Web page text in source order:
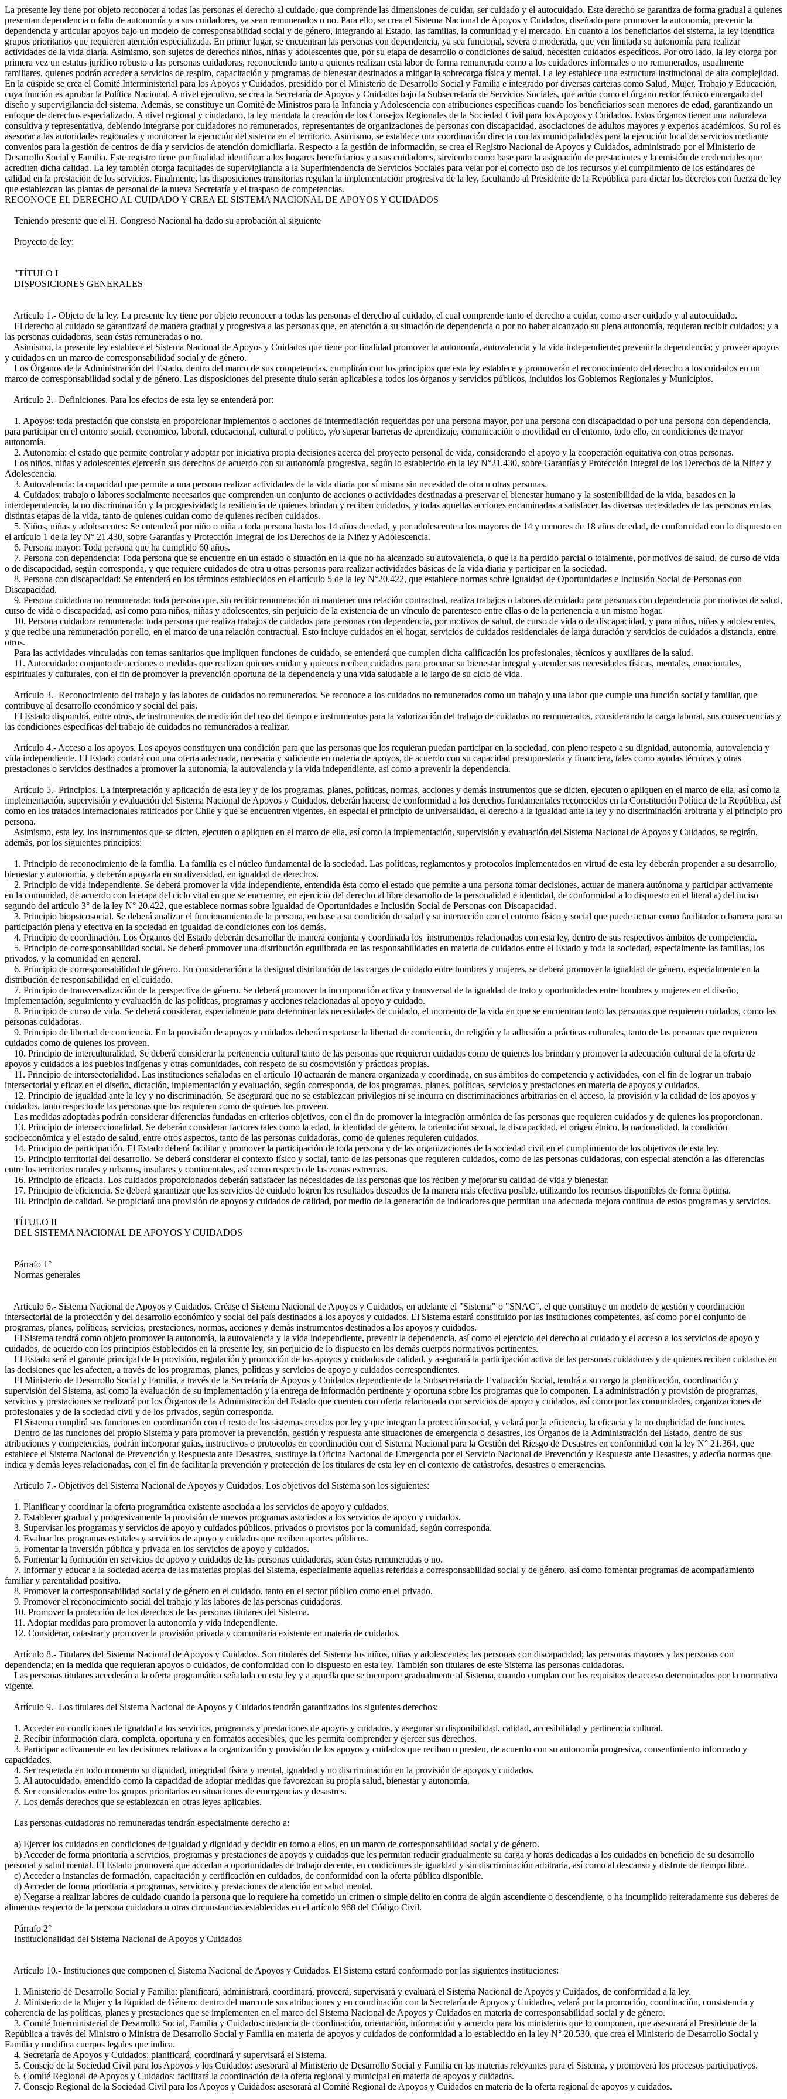
La presente ley tiene por objeto reconocer a todas las personas el derecho al cuidado, que comprende las dimensiones de cuidar, ser cuidado y el autocuidado. Este derecho se garantiza de forma gradual a quienes
presentan dependencia o falta de autonomía y a sus cuidadores, ya sean remunerados o no. Para ello, se crea el Sistema Nacional de Apoyos y Cuidados, diseñado para promover la autonomía, prevenir la
dependencia y articular apoyos bajo un modelo de corresponsabilidad social y de género, integrando al Estado, las familias, la comunidad y el mercado. En cuanto a los beneficiarios del sistema, la ley identifica
grupos prioritarios que requieren atención especializada. En primer lugar, se encuentran las personas con dependencia, ya sea funcional, severa o moderada, que ven limitada su autonomía para realizar
actividades de la vida diaria. Asimismo, son sujetos de derechos niños, niñas y adolescentes que, por su etapa de desarrollo o condiciones de salud, necesiten cuidados específicos. Por otro lado, la ley otorga por
primera vez un estatus jurídico robusto a las personas cuidadoras, reconociendo tanto a quienes realizan esta labor de forma remunerada como a los cuidadores informales o no remunerados, usualmente
familiares, quienes podrán acceder a servicios de respiro, capacitación y programas de bienestar destinados a mitigar la sobrecarga física y mental. La ley establece una estructura institucional de alta complejidad.
En la cúspide se crea el Comité Interministerial para los Apoyos y Cuidados, presidido por el Ministerio de Desarrollo Social y Familia e integrado por diversas carteras como Salud, Mujer, Trabajo y Educación,
cuya función es aprobar la Política Nacional. A nivel ejecutivo, se crea la Secretaría de Apoyos y Cuidados bajo la Subsecretaría de Servicios Sociales, que actúa como el órgano rector técnico encargado del
diseño y supervigilancia del sistema. Además, se constituye un Comité de Ministros para la Infancia y Adolescencia con atribuciones específicas cuando los beneficiarios sean menores de edad, garantizando un
enfoque de derechos especializado. A nivel regional y ciudadano, la ley mandata la creación de los Consejos Regionales de la Sociedad Civil para los Apoyos y Cuidados. Estos órganos tienen una naturaleza
consultiva y representativa, debiendo integrarse por cuidadores no remunerados, representantes de organizaciones de personas con discapacidad, asociaciones de adultos mayores y expertos académicos. Su rol es
asesorar a las autoridades regionales y monitorear la ejecución del sistema en el territorio. Asimismo, se establece una coordinación directa con las municipalidades para la ejecución local de servicios mediante
convenios para la gestión de centros de día y servicios de atención domiciliaria. Respecto a la gestión de información, se crea el Registro Nacional de Apoyos y Cuidados, administrado por el Ministerio de
Desarrollo Social y Familia. Este registro tiene por finalidad identificar a los hogares beneficiarios y a sus cuidadores, sirviendo como base para la asignación de prestaciones y la emisión de credenciales que
acrediten dicha calidad. La ley también otorga facultades de supervigilancia a la Superintendencia de Servicios Sociales para velar por el correcto uso de los recursos y el cumplimiento de los estándares de
calidad en la prestación de los servicios. Finalmente, las disposiciones transitorias regulan la implementación progresiva de la ley, facultando al Presidente de la República para dictar los decretos con fuerza de ley
que establezcan las plantas de personal de la nueva Secretaría y el traspaso de competencias.
RECONOCE EL DERECHO AL CUIDADO Y CREA EL SISTEMA NACIONAL DE APOYOS Y CUIDADOS
Teniendo presente que el H. Congreso Nacional ha dado su aprobación al siguiente
Proyecto de ley:
"TÍTULO I
DISPOSICIONES GENERALES
Artículo 1.- Objeto de la ley. La presente ley tiene por objeto reconocer a todas las personas el derecho al cuidado, el cual comprende tanto el derecho a cuidar, como a ser cuidado y al autocuidado.
El derecho al cuidado se garantizará de manera gradual y progresiva a las personas que, en atención a su situación de dependencia o por no haber alcanzado su plena autonomía, requieran recibir cuidados; y a
las personas cuidadoras, sean éstas remuneradas o no.
Asimismo, la presente ley establece el Sistema Nacional de Apoyos y Cuidados que tiene por finalidad promover la autonomía, autovalencia y la vida independiente; prevenir la dependencia; y proveer apoyos
y cuidados en un marco de corresponsabilidad social y de género.
Los Órganos de la Administración del Estado, dentro del marco de sus competencias, cumplirán con los principios que esta ley establece y promoverán el reconocimiento del derecho a los cuidados en un
marco de corresponsabilidad social y de género. Las disposiciones del presente título serán aplicables a todos los órganos y servicios públicos, incluidos los Gobiernos Regionales y Municipios.
Artículo 2.- Definiciones. Para los efectos de esta ley se entenderá por:
1. Apoyos: toda prestación que consista en proporcionar implementos o acciones de intermediación requeridas por una persona mayor, por una persona con discapacidad o por una persona con dependencia,
para participar en el entorno social, económico, laboral, educacional, cultural o político, y/o superar barreras de aprendizaje, comunicación o movilidad en el entorno, todo ello, en condiciones de mayor
autonomía.
2. Autonomía: el estado que permite controlar y adoptar por iniciativa propia decisiones acerca del proyecto personal de vida, considerando el apoyo y la cooperación equitativa con otras personas.
Los niños, niñas y adolescentes ejercerán sus derechos de acuerdo con su autonomía progresiva, según lo establecido en la ley N°21.430, sobre Garantías y Protección Integral de los Derechos de la Niñez y
Adolescencia.
3. Autovalencia: la capacidad que permite a una persona realizar actividades de la vida diaria por sí misma sin necesidad de otra u otras personas.
4. Cuidados: trabajo o labores socialmente necesarios que comprenden un conjunto de acciones o actividades destinadas a preservar el bienestar humano y la sostenibilidad de la vida, basados en la
interdependencia, la no discriminación y la progresividad; la resiliencia de quienes brindan y reciben cuidados, y todas aquellas acciones encaminadas a satisfacer las diversas necesidades de las personas en las
distintas etapas de la vida, tanto de quienes cuidan como de quienes reciben cuidados.
5. Niños, niñas y adolescentes: Se entenderá por niño o niña a toda persona hasta los 14 años de edad, y por adolescente a los mayores de 14 y menores de 18 años de edad, de conformidad con lo dispuesto en
el artículo 1 de la ley N° 21.430, sobre Garantías y Protección Integral de los Derechos de la Niñez y Adolescencia.
6. Persona mayor: Toda persona que ha cumplido 60 años.
7. Persona con dependencia: Toda persona que se encuentre en un estado o situación en la que no ha alcanzado su autovalencia, o que la ha perdido parcial o totalmente, por motivos de salud, de curso de vida
o de discapacidad, según corresponda, y que requiere cuidados de otra u otras personas para realizar actividades básicas de la vida diaria y participar en la sociedad.
8. Persona con discapacidad: Se entenderá en los términos establecidos en el artículo 5 de la ley N°20.422, que establece normas sobre Igualdad de Oportunidades e Inclusión Social de Personas con
Discapacidad.
9. Persona cuidadora no remunerada: toda persona que, sin recibir remuneración ni mantener una relación contractual, realiza trabajos o labores de cuidado para personas con dependencia por motivos de salud,
curso de vida o discapacidad, así como para niños, niñas y adolescentes, sin perjuicio de la existencia de un vínculo de parentesco entre ellas o de la pertenencia a un mismo hogar.
10. Persona cuidadora remunerada: toda persona que realiza trabajos de cuidados para personas con dependencia, por motivos de salud, de curso de vida o de discapacidad, y para niños, niñas y adolescentes,
y que recibe una remuneración por ello, en el marco de una relación contractual. Esto incluye cuidados en el hogar, servicios de cuidados residenciales de larga duración y servicios de cuidados a distancia, entre
otros.
Para las actividades vinculadas con temas sanitarios que impliquen funciones de cuidado, se entenderá que cumplen dicha calificación los profesionales, técnicos y auxiliares de la salud.
11. Autocuidado: conjunto de acciones o medidas que realizan quienes cuidan y quienes reciben cuidados para procurar su bienestar integral y atender sus necesidades físicas, mentales, emocionales,
espirituales y culturales, con el fin de promover la prevención oportuna de la dependencia y una vida saludable a lo largo de su ciclo de vida.
Artículo 3.- Reconocimiento del trabajo y las labores de cuidados no remunerados. Se reconoce a los cuidados no remunerados como un trabajo y una labor que cumple una función social y familiar, que
contribuye al desarrollo económico y social del país.
El Estado dispondrá, entre otros, de instrumentos de medición del uso del tiempo e instrumentos para la valorización del trabajo de cuidados no remunerados, considerando la carga laboral, sus consecuencias y
las condiciones específicas del trabajo de cuidados no remunerados a realizar.
Artículo 4.- Acceso a los apoyos. Los apoyos constituyen una condición para que las personas que los requieran puedan participar en la sociedad, con pleno respeto a su dignidad, autonomía, autovalencia y
vida independiente. El Estado contará con una oferta adecuada, necesaria y suficiente en materia de apoyos, de acuerdo con su capacidad presupuestaria y financiera, tales como ayudas técnicas y otras
prestaciones o servicios destinados a promover la autonomía, la autovalencia y la vida independiente, así como a prevenir la dependencia.
Artículo 5.- Principios. La interpretación y aplicación de esta ley y de los programas, planes, políticas, normas, acciones y demás instrumentos que se dicten, ejecuten o apliquen en el marco de ella, así como la
implementación, supervisión y evaluación del Sistema Nacional de Apoyos y Cuidados, deberán hacerse de conformidad a los derechos fundamentales reconocidos en la Constitución Política de la República, así
como en los tratados internacionales ratificados por Chile y que se encuentren vigentes, en especial el principio de universalidad, el derecho a la igualdad ante la ley y no discriminación arbitraria y el principio pro
persona.
Asimismo, esta ley, los instrumentos que se dicten, ejecuten o apliquen en el marco de ella, así como la implementación, supervisión y evaluación del Sistema Nacional de Apoyos y Cuidados, se regirán,
además, por los siguientes principios:
1. Principio de reconocimiento de la familia. La familia es el núcleo fundamental de la sociedad. Las políticas, reglamentos y protocolos implementados en virtud de esta ley deberán propender a su desarrollo,
bienestar y autonomía, y deberán apoyarla en su diversidad, en igualdad de derechos.
2. Principio de vida independiente. Se deberá promover la vida independiente, entendida ésta como el estado que permite a una persona tomar decisiones, actuar de manera autónoma y participar activamente
en la comunidad, de acuerdo con la etapa del ciclo vital en que se encuentre, en ejercicio del derecho al libre desarrollo de la personalidad e identidad, de conformidad a lo dispuesto en el literal a) del inciso
segundo del artículo 3° de la ley N° 20.422, que establece normas sobre Igualdad de Oportunidades e Inclusión Social de Personas con Discapacidad.
3. Principio biopsicosocial. Se deberá analizar el funcionamiento de la persona, en base a su condición de salud y su interacción con el entorno físico y social que puede actuar como facilitador o barrera para su
participación plena y efectiva en la sociedad en igualdad de condiciones con los demás.
4. Principio de coordinación. Los Órganos del Estado deberán desarrollar de manera conjunta y coordinada los instrumentos relacionados con esta ley, dentro de sus respectivos ámbitos de competencia.
5. Principio de corresponsabilidad social. Se deberá promover una distribución equilibrada en las responsabilidades en materia de cuidados entre el Estado y toda la sociedad, especialmente las familias, los
privados, y la comunidad en general.
6. Principio de corresponsabilidad de género. En consideración a la desigual distribución de las cargas de cuidado entre hombres y mujeres, se deberá promover la igualdad de género, especialmente en la
distribución de responsabilidad en el cuidado.
7. Principio de transversalización de la perspectiva de género. Se deberá promover la incorporación activa y transversal de la igualdad de trato y oportunidades entre hombres y mujeres en el diseño,
implementación, seguimiento y evaluación de las políticas, programas y acciones relacionadas al apoyo y cuidado.
8. Principio de curso de vida. Se deberá considerar, especialmente para determinar las necesidades de cuidado, el momento de la vida en que se encuentran tanto las personas que requieren cuidados, como las
personas cuidadoras.
9. Principio de libertad de conciencia. En la provisión de apoyos y cuidados deberá respetarse la libertad de conciencia, de religión y la adhesión a prácticas culturales, tanto de las personas que requieren
cuidados como de quienes los proveen.
10. Principio de interculturalidad. Se deberá considerar la pertenencia cultural tanto de las personas que requieren cuidados como de quienes los brindan y promover la adecuación cultural de la oferta de
apoyos y cuidados a los pueblos indígenas y otras comunidades, con respeto de su cosmovisión y prácticas propias.
11. Principio de intersectorialidad. Las instituciones señaladas en el artículo 10 actuarán de manera organizada y coordinada, en sus ámbitos de competencia y actividades, con el fin de lograr un trabajo
intersectorial y eficaz en el diseño, dictación, implementación y evaluación, según corresponda, de los programas, planes, políticas, servicios y prestaciones en materia de apoyos y cuidados.
12. Principio de igualdad ante la ley y no discriminación. Se asegurará que no se establezcan privilegios ni se incurra en discriminaciones arbitrarias en el acceso, la provisión y la calidad de los apoyos y
cuidados, tanto respecto de las personas que los requieren como de quienes los proveen.
Las medidas adoptadas podrán considerar diferencias fundadas en criterios objetivos, con el fin de promover la integración armónica de las personas que requieren cuidados y de quienes los proporcionan.
13. Principio de interseccionalidad. Se deberán considerar factores tales como la edad, la identidad de género, la orientación sexual, la discapacidad, el origen étnico, la nacionalidad, la condición
socioeconómica y el estado de salud, entre otros aspectos, tanto de las personas cuidadoras, como de quienes requieren cuidados.
14. Principio de participación. El Estado deberá facilitar y promover la participación de toda persona y de las organizaciones de la sociedad civil en el cumplimiento de los objetivos de esta ley.
15. Principio territorial del desarrollo. Se deberá considerar el contexto físico y social, tanto de las personas que requieren cuidados, como de las personas cuidadoras, con especial atención a las diferencias
entre los territorios rurales y urbanos, insulares y continentales, así como respecto de las zonas extremas.
16. Principio de eficacia. Los cuidados proporcionados deberán satisfacer las necesidades de las personas que los reciben y mejorar su calidad de vida y bienestar.
17. Principio de eficiencia. Se deberá garantizar que los servicios de cuidado logren los resultados deseados de la manera más efectiva posible, utilizando los recursos disponibles de forma óptima.
18. Principio de calidad. Se propiciará una provisión de apoyos y cuidados de calidad, por medio de la generación de indicadores que permitan una adecuada mejora continua de estos programas y servicios.
TÍTULO II
DEL SISTEMA NACIONAL DE APOYOS Y CUIDADOS
Párrafo 1°
Normas generales
Artículo 6.- Sistema Nacional de Apoyos y Cuidados. Créase el Sistema Nacional de Apoyos y Cuidados, en adelante el "Sistema" o "SNAC", el que constituye un modelo de gestión y coordinación
intersectorial de la protección y del desarrollo económico y social del país destinados a los apoyos y cuidados. El Sistema estará constituido por las instituciones competentes, así como por el conjunto de
programas, planes, políticas, servicios, prestaciones, normas, acciones y demás instrumentos destinados a los apoyos y cuidados.
El Sistema tendrá como objeto promover la autonomía, la autovalencia y la vida independiente, prevenir la dependencia, así como el ejercicio del derecho al cuidado y el acceso a los servicios de apoyo y
cuidados, de acuerdo con los principios establecidos en la presente ley, sin perjuicio de lo dispuesto en los demás cuerpos normativos pertinentes.
El Estado será el garante principal de la provisión, regulación y promoción de los apoyos y cuidados de calidad, y asegurará la participación activa de las personas cuidadoras y de quienes reciben cuidados en
las decisiones que les afecten, a través de los programas, planes, políticas y servicios de apoyo y cuidados correspondientes.
El Ministerio de Desarrollo Social y Familia, a través de la Secretaría de Apoyos y Cuidados dependiente de la Subsecretaría de Evaluación Social, tendrá a su cargo la planificación, coordinación y
supervisión del Sistema, así como la evaluación de su implementación y la entrega de información pertinente y oportuna sobre los programas que lo componen. La administración y provisión de programas,
servicios y prestaciones se realizará por los Órganos de la Administración del Estado que cuenten con oferta relacionada con servicios de apoyo y cuidados, así como por las comunidades, organizaciones de
profesionales y de la sociedad civil y de los privados, según corresponda.
El Sistema cumplirá sus funciones en coordinación con el resto de los sistemas creados por ley y que integran la protección social, y velará por la eficiencia, la eficacia y la no duplicidad de funciones.
Dentro de las funciones del propio Sistema y para promover la prevención, gestión y respuesta ante situaciones de emergencia o desastres, los Órganos de la Administración del Estado, dentro de sus
atribuciones y competencias, podrán incorporar guías, instructivos o protocolos en coordinación con el Sistema Nacional para la Gestión del Riesgo de Desastres en conformidad con la ley N° 21.364, que
establece el Sistema Nacional de Prevención y Respuesta ante Desastres, sustituye la Oficina Nacional de Emergencia por el Servicio Nacional de Prevención y Respuesta ante Desastres, y adecúa normas que
indica y demás leyes relacionadas, con el fin de facilitar la prevención y protección de los titulares de esta ley en el contexto de catástrofes, desastres o emergencias.
Artículo 7.- Objetivos del Sistema Nacional de Apoyos y Cuidados. Los objetivos del Sistema son los siguientes:
1. Planificar y coordinar la oferta programática existente asociada a los servicios de apoyo y cuidados.
2. Establecer gradual y progresivamente la provisión de nuevos programas asociados a los servicios de apoyo y cuidados.
3. Supervisar los programas y servicios de apoyo y cuidados públicos, privados o provistos por la comunidad, según corresponda.
4. Evaluar los programas estatales y servicios de apoyo y cuidados que reciben aportes públicos.
5. Fomentar la inversión pública y privada en los servicios de apoyo y cuidados.
6. Fomentar la formación en servicios de apoyo y cuidados de las personas cuidadoras, sean éstas remuneradas o no.
7. Informar y educar a la sociedad acerca de las materias propias del Sistema, especialmente aquellas referidas a corresponsabilidad social y de género, así como fomentar programas de acompañamiento
familiar y parentalidad positiva.
8. Promover la corresponsabilidad social y de género en el cuidado, tanto en el sector público como en el privado.
9. Promover el reconocimiento social del trabajo y las labores de las personas cuidadoras.
10. Promover la protección de los derechos de las personas titulares del Sistema.
11. Adoptar medidas para promover la autonomía y vida independiente.
12. Considerar, catastrar y promover la provisión privada y comunitaria existente en materia de cuidados.
Artículo 8.- Titulares del Sistema Nacional de Apoyos y Cuidados. Son titulares del Sistema los niños, niñas y adolescentes; las personas con discapacidad; las personas mayores y las personas con
dependencia; en la medida que requieran apoyos o cuidados, de conformidad con lo dispuesto en esta ley. También son titulares de este Sistema las personas cuidadoras.
Las personas titulares accederán a la oferta programática señalada en esta ley y a aquella que se incorpore gradualmente al Sistema, cuando cumplan con los requisitos de acceso determinados por la normativa
vigente.
Artículo 9.- Los titulares del Sistema Nacional de Apoyos y Cuidados tendrán garantizados los siguientes derechos:
1. Acceder en condiciones de igualdad a los servicios, programas y prestaciones de apoyos y cuidados, y asegurar su disponibilidad, calidad, accesibilidad y pertinencia cultural.
2. Recibir información clara, completa, oportuna y en formatos accesibles, que les permita comprender y ejercer sus derechos.
3. Participar activamente en las decisiones relativas a la organización y provisión de los apoyos y cuidados que reciban o presten, de acuerdo con su autonomía progresiva, consentimiento informado y
capacidades.
4. Ser respetada en todo momento su dignidad, integridad física y mental, igualdad y no discriminación en la provisión de apoyos y cuidados.
5. Al autocuidado, entendido como la capacidad de adoptar medidas que favorezcan su propia salud, bienestar y autonomía.
6. Ser considerados entre los grupos prioritarios en situaciones de emergencias y desastres.
7. Los demás derechos que se establezcan en otras leyes aplicables.
Las personas cuidadoras no remuneradas tendrán especialmente derecho a:
a) Ejercer los cuidados en condiciones de igualdad y dignidad y decidir en torno a ellos, en un marco de corresponsabilidad social y de género.
b) Acceder de forma prioritaria a servicios, programas y prestaciones de apoyos y cuidados que les permitan reducir gradualmente su carga y horas dedicadas a los cuidados en beneficio de su desarrollo
personal y salud mental. El Estado promoverá que accedan a oportunidades de trabajo decente, en condiciones de igualdad y sin discriminación arbitraria, así como al descanso y disfrute de tiempo libre.
c) Acceder a instancias de formación, capacitación y certificación en cuidados, de conformidad con la oferta pública disponible.
d) Acceder de forma prioritaria a programas, servicios y prestaciones de atención en salud mental.
e) Negarse a realizar labores de cuidado cuando la persona que lo requiere ha cometido un crimen o simple delito en contra de algún ascendiente o descendiente, o ha incumplido reiteradamente sus deberes de
alimentos respecto de la persona cuidadora u otras circunstancias establecidas en el artículo 968 del Código Civil.
Párrafo 2°
Institucionalidad del Sistema Nacional de Apoyos y Cuidados
Artículo 10.- Instituciones que componen el Sistema Nacional de Apoyos y Cuidados. El Sistema estará conformado por las siguientes instituciones:
1. Ministerio de Desarrollo Social y Familia: planificará, administrará, coordinará, proveerá, supervisará y evaluará el Sistema Nacional de Apoyos y Cuidados, de conformidad a la ley.
2. Ministerio de la Mujer y la Equidad de Género: dentro del marco de sus atribuciones y en coordinación con la Secretaría de Apoyos y Cuidados, velará por la promoción, coordinación, consistencia y
coherencia de las políticas, planes y prestaciones que se implementen en el marco del Sistema Nacional de Apoyos y Cuidados en materia de corresponsabilidad social y de género.
3. Comité Interministerial de Desarrollo Social, Familia y Cuidados: instancia de coordinación, orientación, información y acuerdo para los ministerios que lo componen, que asesorará al Presidente de la
República a través del Ministro o Ministra de Desarrollo Social y Familia en materia de apoyos y cuidados de conformidad a lo establecido en la ley N° 20.530, que crea el Ministerio de Desarrollo Social y
Familia y modifica cuerpos legales que indica.
4. Secretaría de Apoyos y Cuidados: planificará, coordinará y supervisará el Sistema.
5. Consejo de la Sociedad Civil para los Apoyos y los Cuidados: asesorará al Ministerio de Desarrollo Social y Familia en las materias relevantes para el Sistema, y promoverá los procesos participativos.
6. Comité Regional de Apoyos y Cuidados: facilitará la coordinación de la oferta regional y municipal en materia de apoyos y cuidados.
7. Consejo Regional de la Sociedad Civil para los Apoyos y Cuidados: asesorará al Comité Regional de Apoyos y Cuidados en materia de la oferta regional de apoyos y cuidados.